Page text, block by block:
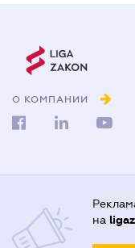
О КОМПАНИИ
на